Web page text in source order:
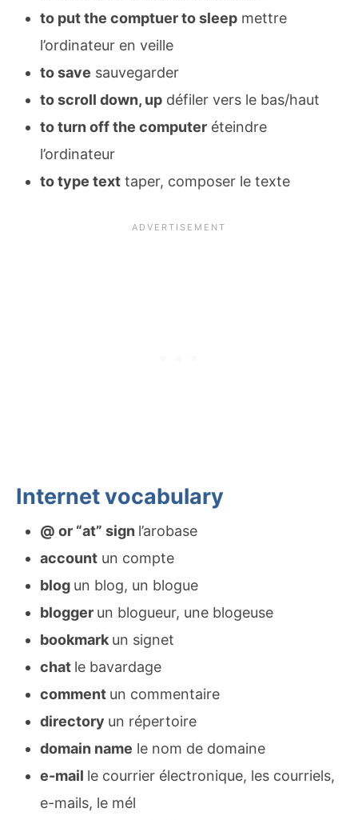
to put the comptuer to sleep mettre
l’ordinateur en veille
to save sauvegarder
to scroll down, up défiler vers le bas/haut
to turn off the computer éteindre
l’ordinateur
to type text taper, composer le texte
Internet vocabulary
@ or “at” sign l’arobase
account un compte
blog un blog, un blogue
blogger un blogueur, une blogeuse
bookmark un signet
chat le bavardage
comment un commentaire
directory un répertoire
domain name le nom de domaine
e-mail le courrier électronique, les courriels,
e-mails, le mél